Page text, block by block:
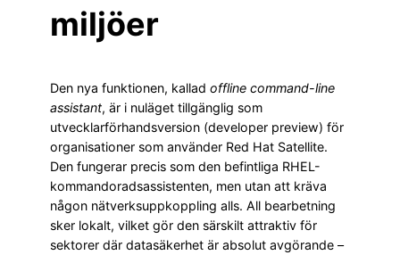
miljöer
Den nya funktionen, kallad offline command-line
assistant, är i nuläget tillgänglig som
utvecklarförhandsversion (developer preview) för
organisationer som använder Red Hat Satellite.
Den fungerar precis som den befintliga RHEL-
kommandoradsassistenten, men utan att kräva
någon nätverksuppkoppling alls. All bearbetning
sker lokalt, vilket gör den särskilt attraktiv för
sektorer där datasäkerhet är absolut avgörande –